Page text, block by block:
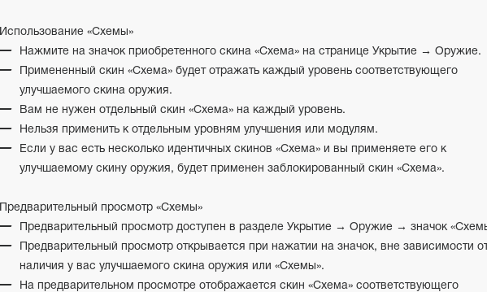
Использование «Схемы»
Нажмите на значок приобретенного скина «Схема» на странице Укрытие → Оружие.
Примененный скин «Схема» будет отражать каждый уровень соответствующего
улучшаемого скина оружия.
Вам не нужен отдельный скин «Схема» на каждый уровень.
Нельзя применить к отдельным уровням улучшения или модулям.
Если у вас есть несколько идентичных скинов «Схема» и вы применяете его к
улучшаемому скину оружия, будет применен заблокированный скин «Схема».
Предварительный просмотр «Схемы»
Предварительный просмотр доступен в разделе Укрытие → Оружие → значок
Предварительный просмотр открывается при нажатии на значок, вне зависимости
наличия у вас улучшаемого скина оружия или «Схемы».
На предварительном просмотре отображается скин «Схема» соответствующего